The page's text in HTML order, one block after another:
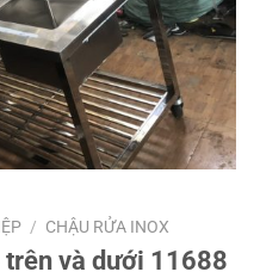
/ CHẬU RỬA INOX
trên và dưới 11688